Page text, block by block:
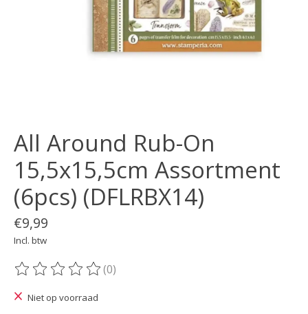
All Around Rub-On
15,5x15,5cm Assortment
(6pcs) (DFLRBX14)
€9,99
Incl. btw
De beoordeling van dit product is
(0)
Niet op voorraad